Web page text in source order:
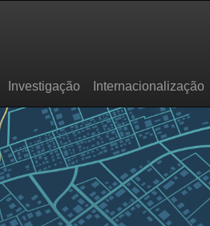
Investigação Internacionalização